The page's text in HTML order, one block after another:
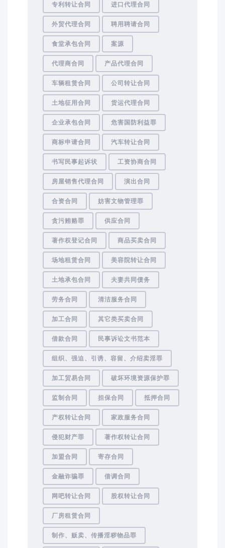
专利转让合同 进口代理合同
外贸代理合同 聘用聘请合同
食堂承包合同 案源
代理商合同 产品代理合同
车辆租赁合同 公司转让合同
土地征用合同 货运代理合同
企业承包合同 危害国防利益罪
商标申请合同 汽车转让合同
书写民事起诉状 工资协商合同
房屋销售代理合同 演出合同
合资合同 妨害文物管理罪
贪污贿赂罪 供应合同
著作权登记合同 商品买卖合同
场地租赁合同 美容院转让合同
土地承包合同 夫妻共同债务
劳务合同 清洁服务合同
加工合同 其它类买卖合同
借款合同 民事诉讼文书范本
组织、强迫、引诱、容留、介绍卖淫罪
加工贸易合同 破坏环境资源保护罪
监制合同 担保合同 抵押合同
产权转让合同 家政服务合同
侵犯财产罪 著作权转让合同
加盟合同 寄存合同
金融诈骗罪 借调合同
网吧转让合同 股权转让合同
厂房租赁合同
制作、贩卖、传播淫秽物品罪